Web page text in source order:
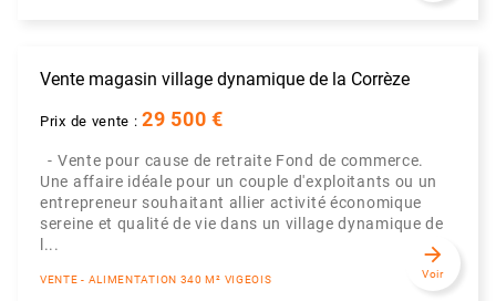
Vente magasin village dynamique de la Corrèze
Prix de vente :29 500 €
- Vente pour cause de retraite Fond de commerce.
Une affaire idéale pour un couple d'exploitants ou un
entrepreneur souhaitant allier activité économique
sereine et qualité de vie dans un village dynamique de
l...
VENTE - ALIMENTATION 340 M² VIGEOIS
arrow_forward
Voir